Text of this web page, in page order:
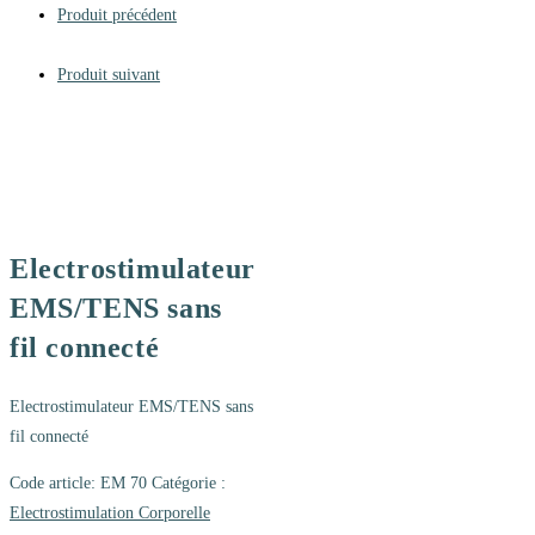
Produit précédent
Produit suivant
Electrostimulateur
EMS/TENS sans
fil connecté
Electrostimulateur EMS/TENS sans
fil connecté
Code article: EM 70 Catégorie :
Electrostimulation Corporelle